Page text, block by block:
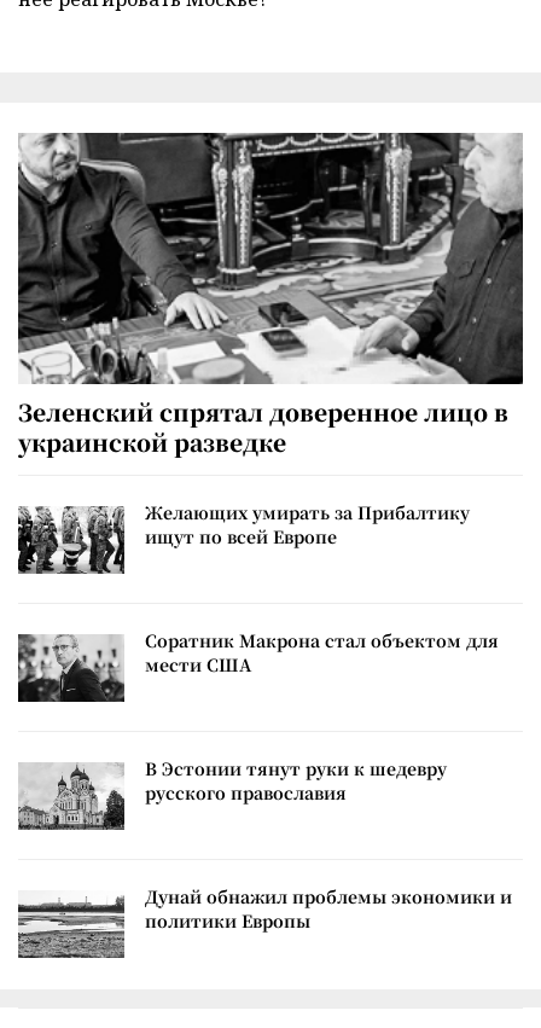
Зеленский спрятал доверенное лицо в
украинской разведке
Желающих умирать за Прибалтику
ищут по всей Европе
Соратник Макрона стал объектом для
мести США
В Эстонии тянут руки к шедевру
русского православия
Дунай обнажил проблемы экономики и
политики Европы